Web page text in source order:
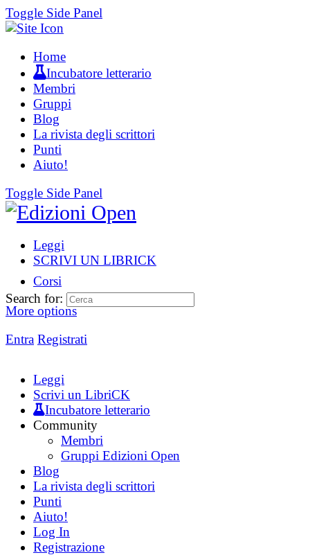
Toggle Side Panel
Home
Incubatore letterario
Membri
Gruppi
Blog
La rivista degli scrittori
Punti
Aiuto!
Toggle Side Panel
Leggi
SCRIVI UN LIBRICK
Corsi
More options
Entra Registrati
Search for:
Leggi
Scrivi un LibriCK
Incubatore letterario
Community
Membri
Gruppi Edizioni Open
Blog
La rivista degli scrittori
Punti
Aiuto!
Log In
Registrazione